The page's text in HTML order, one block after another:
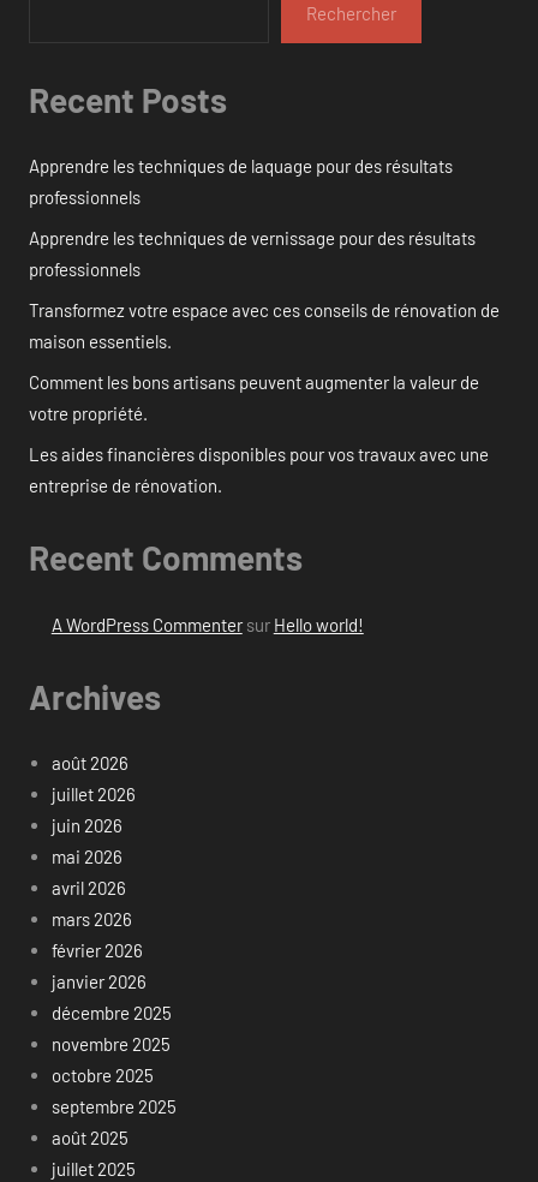
Rechercher
Recent Posts
Apprendre les techniques de laquage pour des résultats
professionnels
Apprendre les techniques de vernissage pour des résultats
professionnels
Transformez votre espace avec ces conseils de rénovation de
maison essentiels.
Comment les bons artisans peuvent augmenter la valeur de
votre propriété.
Les aides financières disponibles pour vos travaux avec une
entreprise de rénovation.
Recent Comments
A WordPress Commentersur Hello world!
Archives
août 2026
juillet 2026
juin 2026
mai 2026
avril 2026
mars 2026
février 2026
janvier 2026
décembre 2025
novembre 2025
octobre 2025
septembre 2025
août 2025
juillet 2025